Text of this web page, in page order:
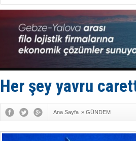
Her şey yavru
Ana Sayfa » GÜNDEM